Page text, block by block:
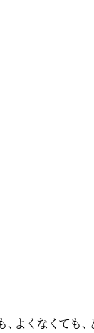
、よくなくても